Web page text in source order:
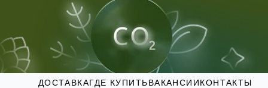
ДОСТАВКАГДЕ КУПИТЬВАКАНСИИКОНТАКТЫ